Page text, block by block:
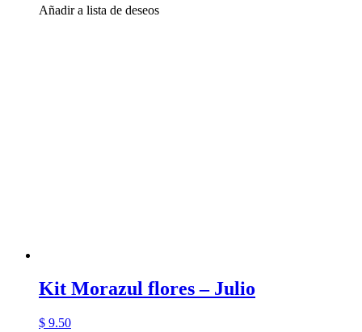
Añadir a lista de deseos
Kit Morazul flores – Julio
$ 9.50